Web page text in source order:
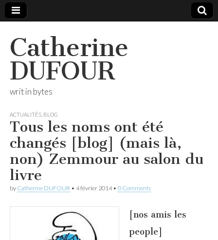
Catherine
DUFOUR
writ in bytes
ACTUALITÉS BLOG
Tous les noms ont été
changés [blog] (mais là,
non) Zemmour au salon du
livre
by Catherine DUFOUR • 4 février 2014• 0 Comments
[nos amis les
people]